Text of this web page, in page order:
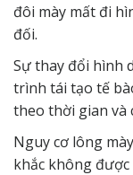
đôi mày mất đi
đối.
Sự thay đổi hình
trình tái tạo tế
theo thời gian và
Nguy cơ lông
khắc không